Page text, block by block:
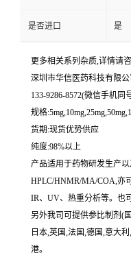
是否进口 是
更多相关系列杂质,详情请
深圳市华信医药科技有限
133-9286-8572(微信手机同
规格
货期:现货优势供应
纯度:98%以上
产品适用于药物研发生产
HPLC/HNMR/MA/COA,亦
IR、UV、热重分析等。也
另外我司可提供参比制剂(
日本,英国,法国,德国,意大
港。